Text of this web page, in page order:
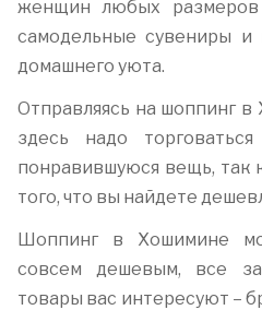
женщин любых
самодельные сувениры и
домашнего уюта.
Отправляясь на шоппинг
здесь надо
понравившуюся вещь, так
того, что вы найдете
Шоппинг в Хошимине
совсем дешевым, все
товары вас интересуют –